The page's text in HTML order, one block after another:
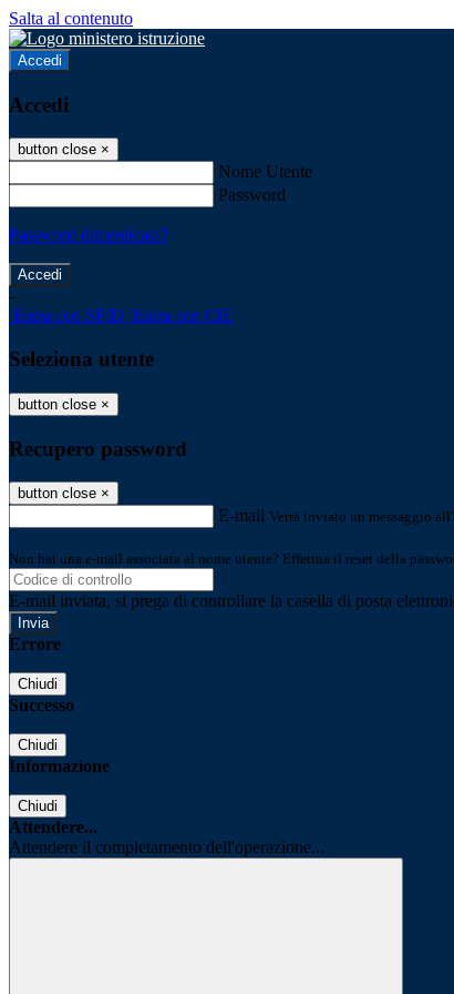
Salta al contenuto
Accedi
Accedi
button close ×
Nome Utente
Password
Password dimenticata?
-
Entra con SPID Entra con CIE
Seleziona utente
button close ×
Recupero password
button close ×
E-mail Verrà inviato un messaggio
Non hai una e-mail associata al nome utente? Effettua il reset della
E-mail inviata, si prega di controllare la casella di posta
Errore
Chiudi
Successo
Chiudi
Informazione
Chiudi
Attendere...
Attendere il completamento dell'operazione...